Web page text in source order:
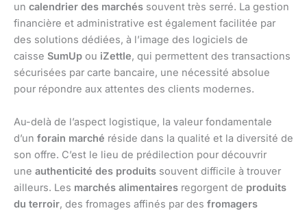
un calendrier des marchés souvent très serré. La gestion
financière et administrative est également facilitée par
des solutions dédiées, à l’image des logiciels de
caisse SumUp ou iZettle, qui permettent des transactions
sécurisées par carte bancaire, une nécessité absolue
pour répondre aux attentes des clients modernes.
Au-delà de l’aspect logistique, la valeur fondamentale
d’un forain marché réside dans la qualité et la diversité de
son offre. C’est le lieu de prédilection pour découvrir
une authenticité des produits souvent difficile à trouver
ailleurs. Les marchés alimentaires regorgent de produits
du terroir, des fromages affinés par des fromagers